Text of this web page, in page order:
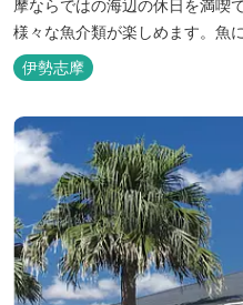
摩ならではの海辺の休日を満喫
様々な魚介類が楽しめます。魚
ジーや、本格エステがあるのも
ホテル「里創人倶楽部 伊勢志
伊勢志摩